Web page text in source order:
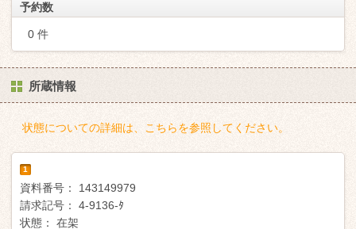
予約数
0 件
所蔵情報
状態についての詳細は、こちらを参照してください。
1
資料番号：
143149979
請求記号：
4-9136-ﾀ
状態：
在架